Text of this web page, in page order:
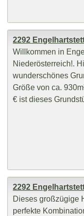
2292
Willkommen in
Niederösterreich!.
wunderschönes
Größe von ca.
€ ist dieses
2292
Dieses großzügige
perfekte